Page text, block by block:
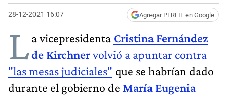
28-12-2021 16:07 Agregar PERFIL en Google
La vicepresidenta Cristina Fernández
de Kirchnervolvió a apuntar contra
"las mesas judiciales" que se habrían dado
durante el gobierno de María Eugenia